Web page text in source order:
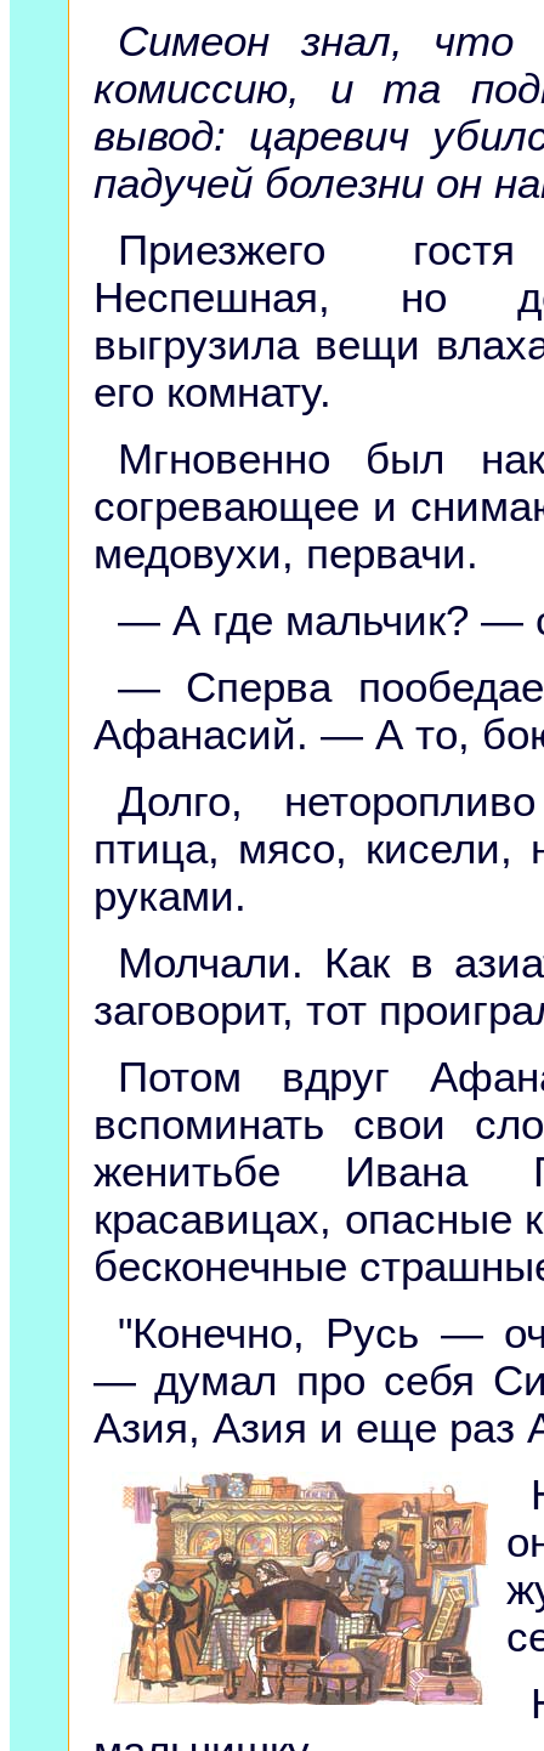
Симеон знал, что
комиссию, и та
вывод: царевич
падучей болезни он
Приезжего
Неспешная, но
выгрузила вещи
его комнату.
Мгновенно был
согревающее и
медовухи, первачи.
— А где мальчик? —
— Сперва
Афанасий. — А то,
Долго,
птица, мясо, кисели,
руками.
Молчали. Как в
заговорит, тот
Потом вдруг
вспоминать свои
женитьбе Ивана
красавицах, опасные
бесконечные
"Конечно, Русь —
— думал про себя
Азия, Азия и еще раз